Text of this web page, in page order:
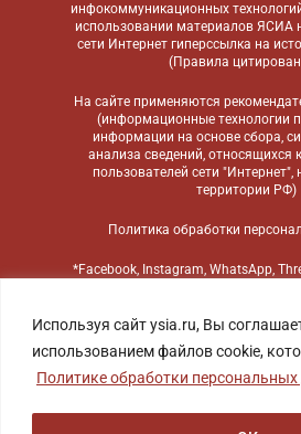
Используя сайт ysia.ru, Вы
использованием файлов cookie,
Политике обработки
инфокоммуникационных
использовании материалов ЯСИА
сети Интернет гиперссылка на
(Правила
На сайте применяются
(информационные технологии
информации на основе сбора,
анализа сведений, относящихся
пользователей сети
территории РФ)
Политика обработки
*Facebook, Instagram, WhatsApp,